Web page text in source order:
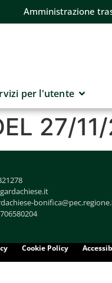
Amministrazione
per l'utente
27/
Cookie Policy